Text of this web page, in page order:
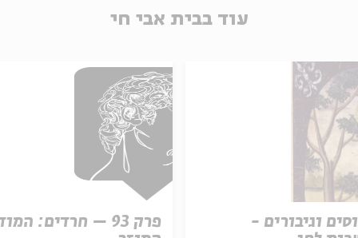
עוד בבית אבי חי
פרק 93 – חרדים:
וגיבורים -